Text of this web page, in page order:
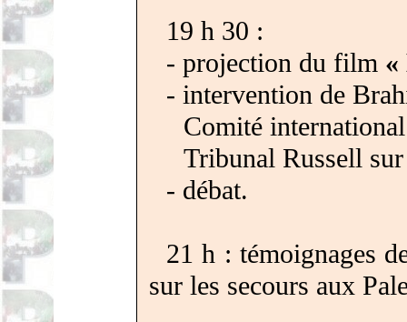
19 h 30 :
- projection du film «
- intervention de
Comité
Tribunal Russell
- débat.
21 h : témoignages
sur les secours aux